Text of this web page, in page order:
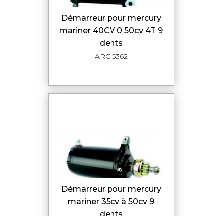
démarreur pour mercury
mariner 40CV 0 50cv 4T 9
dents
ARC-5362
démarreur pour mercury
mariner 35cv à 50cv 9
dents